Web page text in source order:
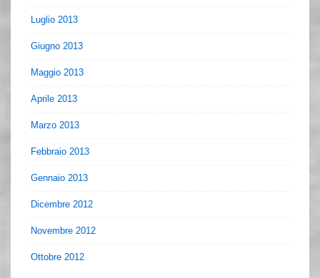
Luglio 2013
Giugno 2013
Maggio 2013
Aprile 2013
Marzo 2013
Febbraio 2013
Gennaio 2013
Dicembre 2012
Novembre 2012
Ottobre 2012